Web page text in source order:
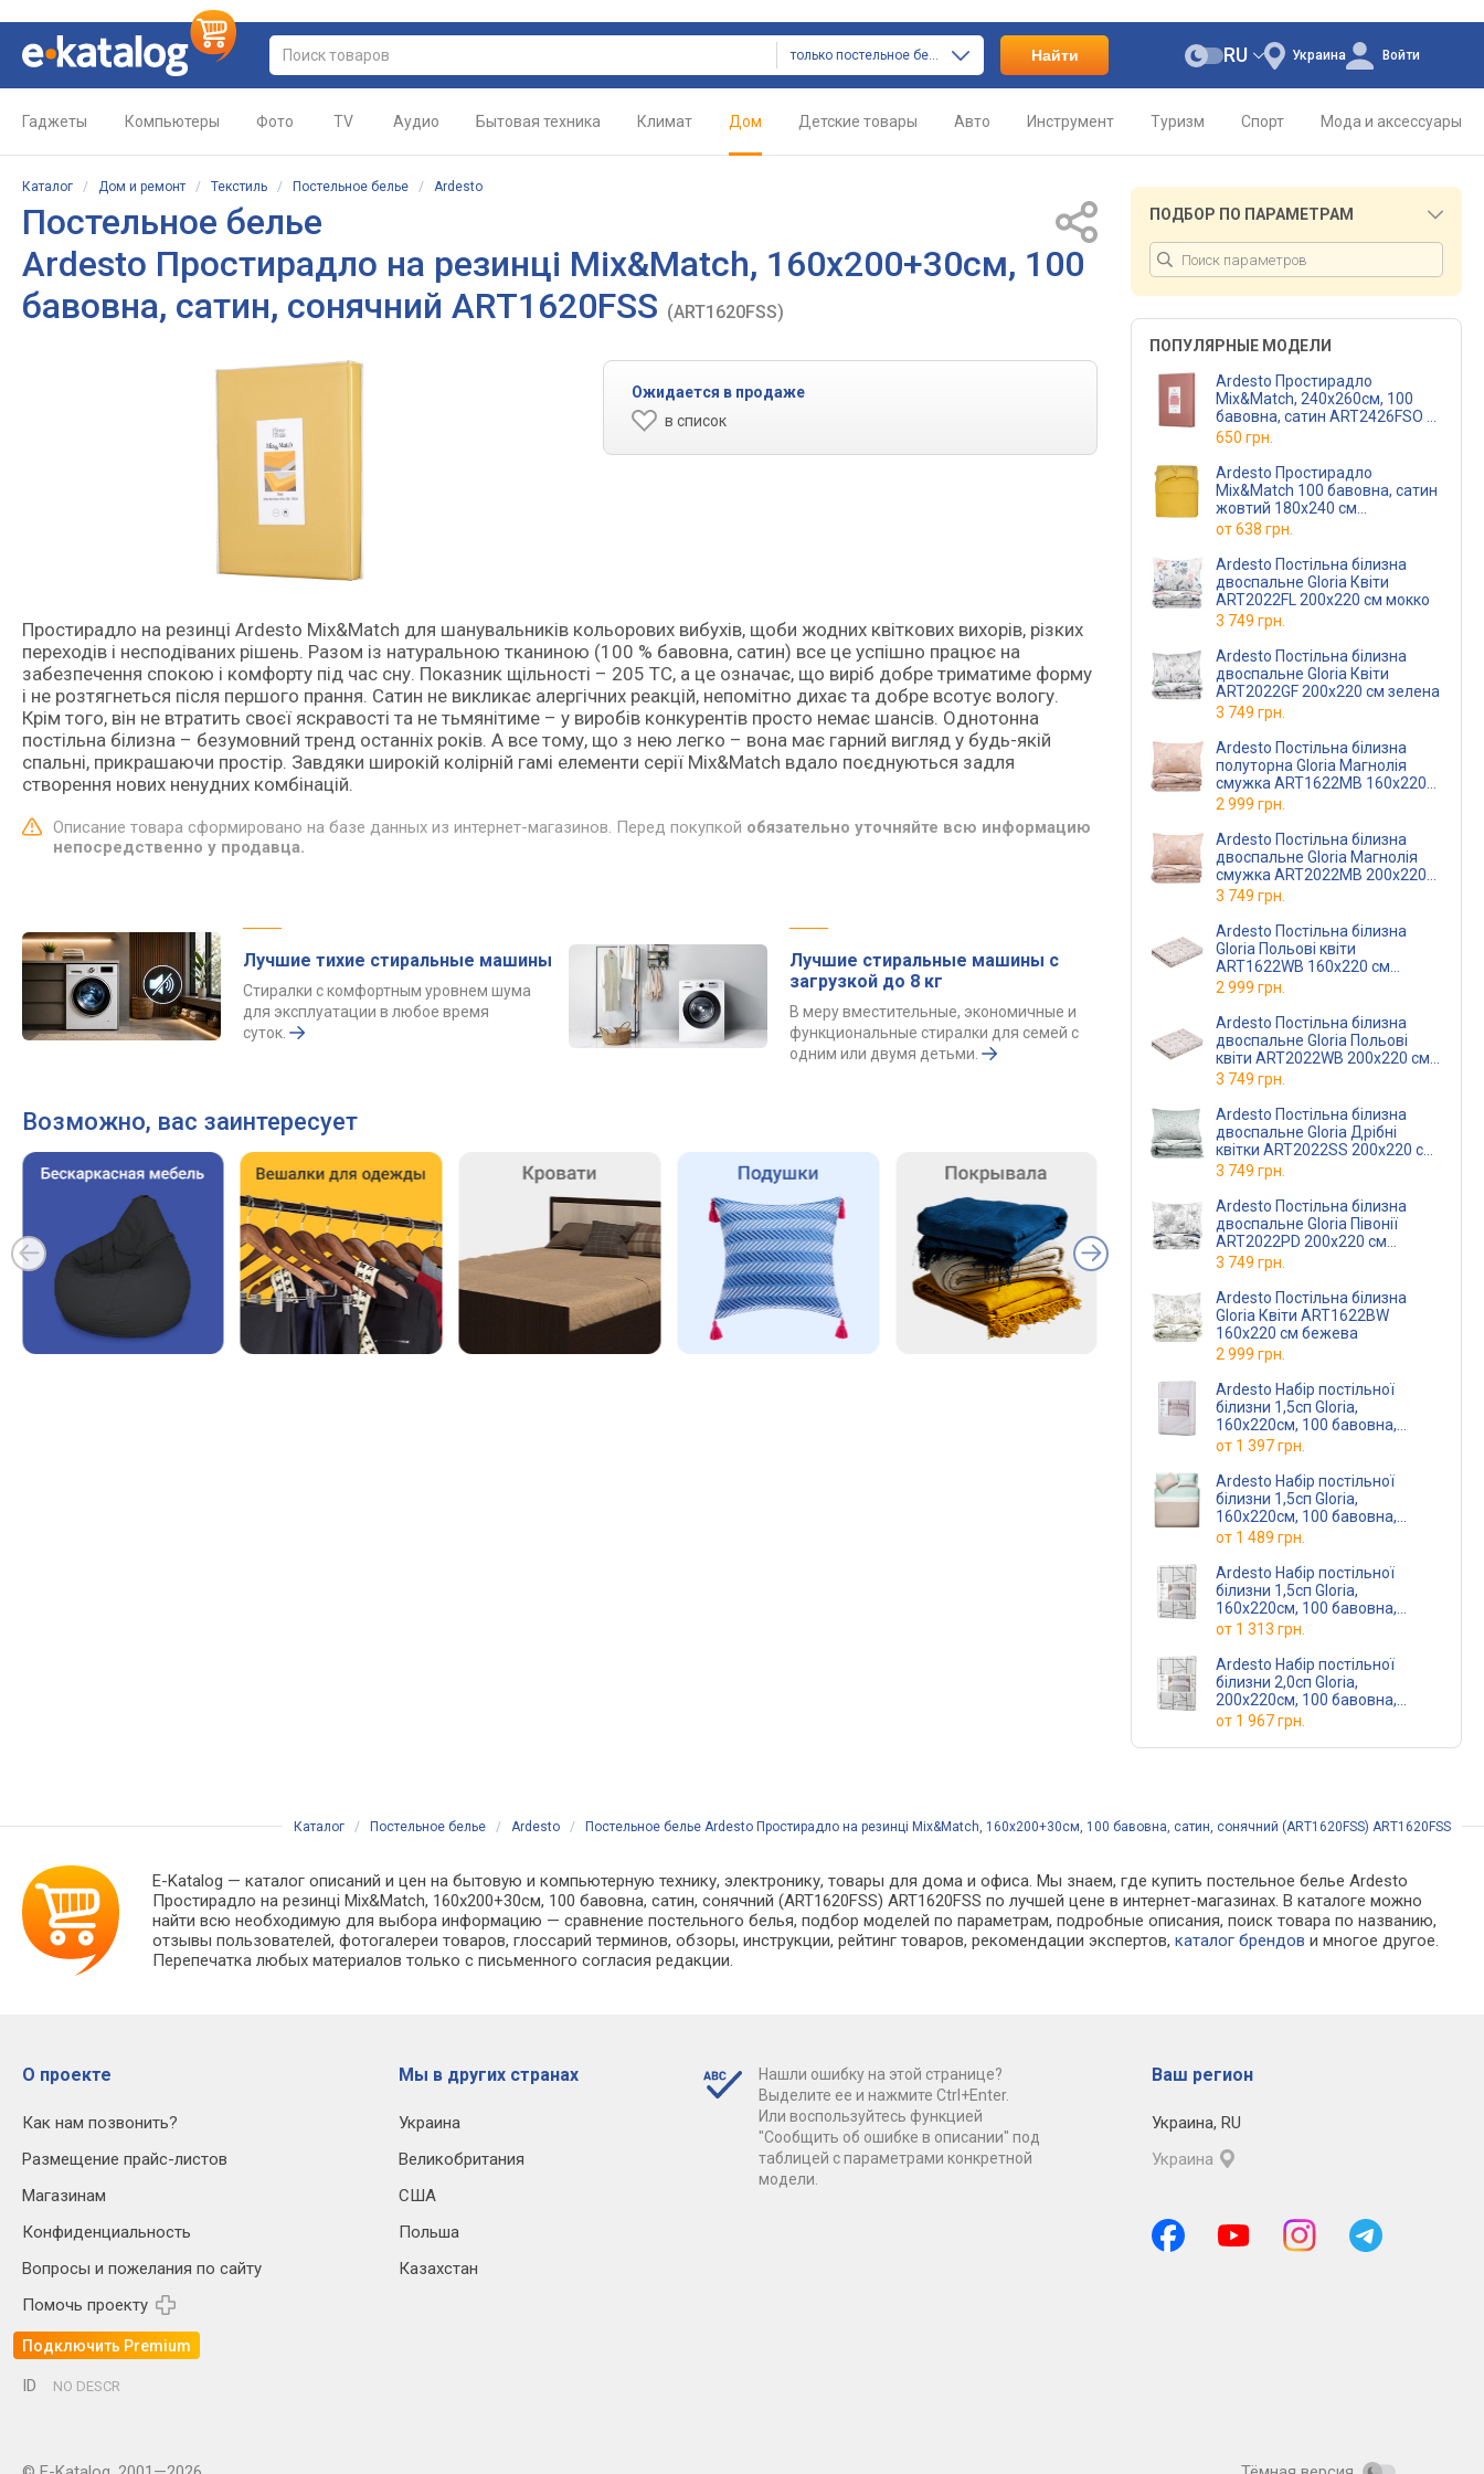
только постельное белье Найти Украина
RU Войти
Гаджеты Компьютеры Фото TV Аудио Бытовая техника Климат Дом Детские товары Авто Инструмент Туризм Спорт Мода и аксессуары
Каталог / Дом и ремонт / Текстиль / Постельное белье / Ardesto
Постельное белье
Ardesto Простирадло на резинці Mix&Match, 160х200+30см, 100
бавовна, сатин, сонячний ART1620FSS (ART1620FSS)
Ожидается в продаже
в список
Простирадло на резинці Ardesto Mix&Match для шанувальників кольорових вибухів, щоби жодних квіткових вихорів, різких
переходів і несподіваних рішень. Разом із натуральною тканиною (100 % бавовна, сатин) все це успішно працює на
забезпечення спокою і комфорту під час сну. Показник щільності – 205 TC, а це означає, що виріб добре триматиме форму
і не розтягнеться після першого прання. Сатин не викликає алергічних реакцій, непомітно дихає та добре всотує вологу.
Крім того, він не втратить своєї яскравості та не тьмянітиме – у виробів конкурентів просто немає шансів. Однотонна
постільна білизна – безумовний тренд останніх років. А все тому, що з нею легко – вона має гарний вигляд у будь-якій
спальні, прикрашаючи простір. Завдяки широкій колірній гамі елементи серії Mix&Match вдало поєднуються задля
створення нових ненудних комбінацій.
Описание товара сформировано на базе данных из интернет-магазинов. Перед покупкой обязательно уточняйте всю информацию
непосредственно у продавца.
Лучшие тихие стиральные машины
Стиралки с комфортным уровнем шума
для эксплуатации в любое время
суток.
Лучшие стиральные машины с
загрузкой до 8 кг
В меру вместительные, экономичные и
функциональные стиралки для семей с
одним или двумя детьми.
Возможно, вас заинтересует
ПОДБОР ПО ПАРАМЕТРАМ
ПОПУЛЯРНЫЕ МОДЕЛИ
Ardesto Простирадло
Mix&Match, 240x260см, 100
бавовна, сатин ART2426FSO
(ART2426FSO)
650 грн.
Ardesto Простирадло
Mix&Match 100 бавовна, сатин
жовтий 180х240 см
ART1824FSS
от638 грн.
Ardesto Постільна білизна
двоспальне Gloria Квіти
ART2022FL 200х220 см мокко
3 749 грн.
Ardesto Постільна білизна
двоспальне Gloria Квіти
ART2022GF 200х220 см зелена
3 749 грн.
Ardesto Постільна білизна
полуторна Gloria Магнолія
смужка ART1622MB 160х220
см бежева
2 999 грн.
Ardesto Постільна білизна
двоспальне Gloria Магнолія
смужка ART2022MB 200х220
см бежева
3 749 грн.
Ardesto Постільна білизна
Gloria Польові квіти
ART1622WB 160х220 см
бежева
2 999 грн.
Ardesto Постільна білизна
двоспальне Gloria Польові
квіти ART2022WB 200х220 см
бежева
3 749 грн.
Ardesto Постільна білизна
двоспальне Gloria Дрібні
квітки ART2022SS 200х220 см
бежева
3 749 грн.
Ardesto Постільна білизна
двоспальне Gloria Півонії
ART2022PD 200х220 см
бежева
3 749 грн.
Ardesto Постільна білизна
Gloria Квіти ART1622BW
160х220 см бежева
2 999 грн.
Ardesto Набір постільної
білизни 1,5сп Gloria,
160х220см, 100 бавовна,
сатин, мармур, бежевий
ART1622BM
от 1 397 грн.
Ardesto Набір постільної
білизни 1,5сп Gloria,
160х220см, 100 бавовна,
сатин, смужки, коричневий
ART1622RB
от 1 489 грн.
Ardesto Набір постільної
білизни 1,5сп Gloria,
160х220см, 100 бавовна,
сатин, геометрія, сірий
ART1622PG
от 1 313 грн.
Ardesto Набір постільної
білизни 2,0сп Gloria,
200х220см, 100 бавовна,
сатин, геометрія, сірий
ART2022PG
от 1 967 грн.
Каталог / Постельное белье / Ardesto / Постельное белье Ardesto Простирадло на резинці Mix&Match, 160х200+30см, 100 бавовна, сатин, сонячний (ART1620FSS) ART1620FSS
E-Katalog — каталог описаний и цен на бытовую и компьютерную технику, электронику, товары для дома и офиса. Мы знаем, где купить постельное белье Ardesto
Простирадло на резинці Mix&Match, 160х200+30см, 100 бавовна, сатин, сонячний (ART1620FSS) ART1620FSS по лучшей цене в интернет-магазинах. В каталоге можно
найти всю необходимую для выбора информацию — сравнение постельного белья, подбор моделей по параметрам, подробные описания, поиск товара по названию,
отзывы пользователей, фотогалереи товаров, глоссарий терминов, обзоры, инструкции, рейтинг товаров, рекомендации экспертов,каталог брендов и многое другое.
Перепечатка любых материалов только с письменного согласия редакции.
О проекте
Как нам позвонить?
Размещение прайс-листов
Магазинам
Конфиденциальность
Вопросы и пожелания по сайту
Помочь проекту
Подключить Premium
Мы в других странах
Украина
Великобритания
США
Польша
Казахстан
Нашли ошибку на этой странице?
Выделите ее и нажмите Ctrl+Enter.
Или воспользуйтесь функцией
"Сообщить об ошибке в описании" под
таблицей с параметрами конкретной
модели.
Ваш регион
Украина, RU
Украина
ID NO DESCR